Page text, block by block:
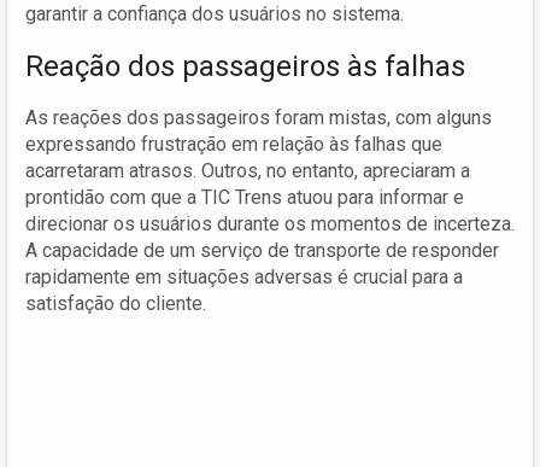
garantir a confiança dos usuários no sistema.
Reação dos passageiros às falhas
As reações dos passageiros foram mistas, com alguns
expressando frustração em relação às falhas que
acarretaram atrasos. Outros, no entanto, apreciaram a
prontidão com que a TIC Trens atuou para informar e
direcionar os usuários durante os momentos de incerteza.
A capacidade de um serviço de transporte de responder
rapidamente em situações adversas é crucial para a
satisfação do cliente.